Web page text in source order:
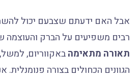
אבל האם ידעתם שצבעם יכול
רבים משפיעים על הברק והעוצמה
תאורה מתאימהבאקווריום, למשל,
הגוונים הכחולים בצורה פנומנלית.